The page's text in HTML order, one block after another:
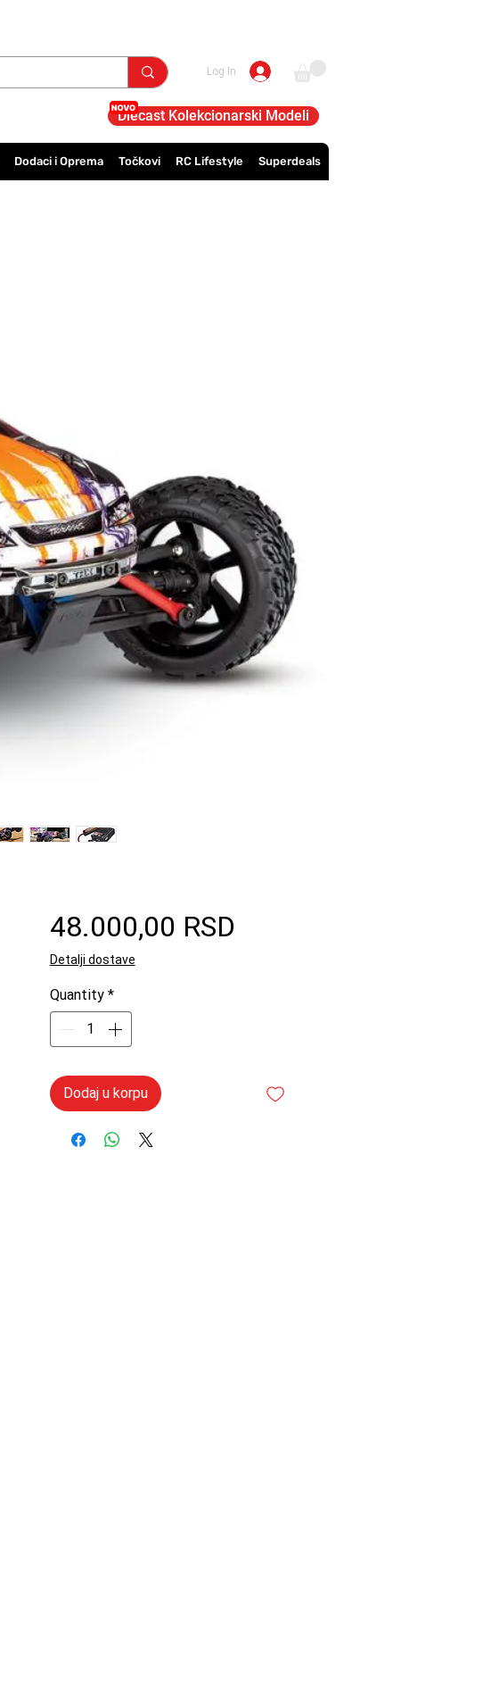
Log In
Diecast Kolekcionarski Modeli
Dodaci i Oprema Točkovi RC Lifestyle Superdeals
48.000,00 RSD
Detalji dostave
Quantity *
Dodaj u korpu